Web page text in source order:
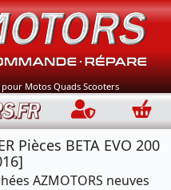
Motos Quads Scooters
Connection
Pièces BETA EVO 200
AZMOTORS neuves